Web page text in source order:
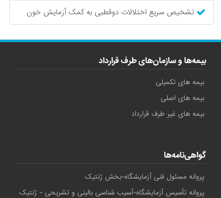
تشخیص سریع اختلالات دوقطبی به کمک آزمایش خون
بیمه‌ها و سازمان‌های طرف قرارداد
بیمه های تکمیلی
بیمه های اصلی
بیمه های غیر طرف قرارداد
گواهی‌نامه‌ها
پروانه مسئول فنی آزمایشگاه-بخش ژنتیک
پروانه تأسیس آزمایشگاه-آسیب شناسی بالینی و تشریحی - ژنتیک